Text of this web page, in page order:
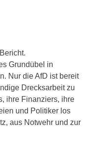
Grundübel in
Nur die AfD ist bereit
Drecksarbeit zu
ihre Finanziers, ihre
und Politiker los
aus Notwehr und zur